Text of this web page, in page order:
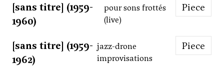
[sans titre] (1959-
1960)
pour sons frottés
(live)
Piece
[sans titre] (1959-
1962)
jazz-drone
improvisations
Piece